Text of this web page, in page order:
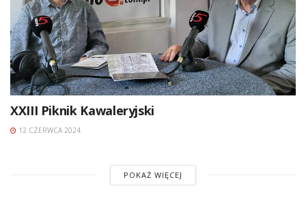
XXIII Piknik Kawaleryjski
12 CZERWCA 2024
POKAŻ WIĘCEJ